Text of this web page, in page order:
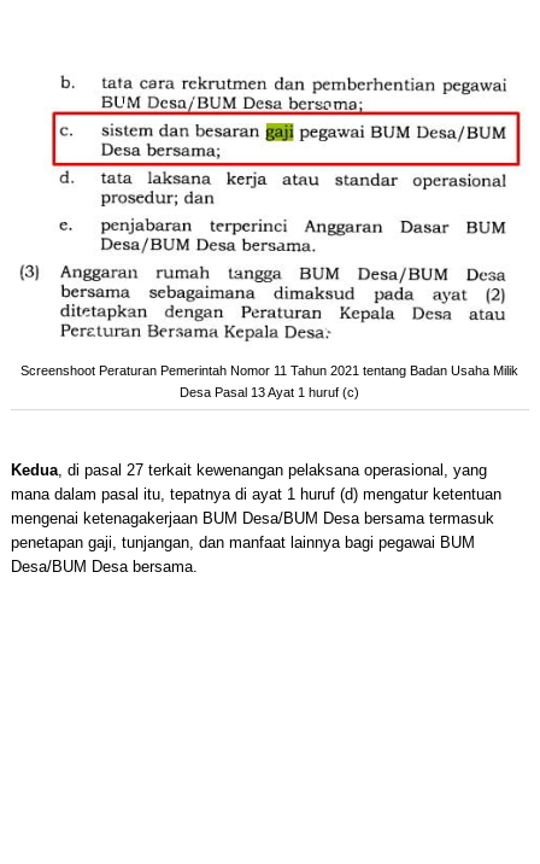
Screenshoot Peraturan Pemerintah Nomor 11 Tahun 2021 tentang Badan Usaha Milik
Desa Pasal 13 Ayat 1 huruf (c)
Kedua, di pasal 27 terkait kewenangan pelaksana operasional, yang
mana dalam pasal itu, tepatnya di ayat 1 huruf (d) mengatur ketentuan
mengenai ketenagakerjaan BUM Desa/BUM Desa bersama termasuk
penetapan gaji, tunjangan, dan manfaat lainnya bagi pegawai BUM
Desa/BUM Desa bersama.